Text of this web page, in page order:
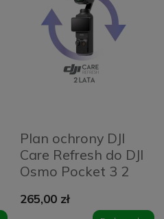
Plan ochrony DJI
Care Refresh do DJI
Osmo Pocket 3 2
elektroniczny)
265,00 zł